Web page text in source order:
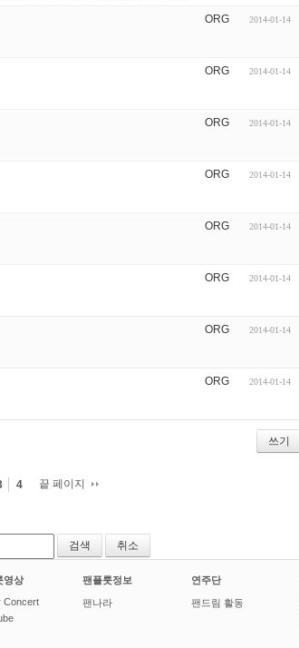
ORG 2014-01-14
ORG 2014-01-14
ORG 2014-01-14
ORG 2014-01-14
ORG 2014-01-14
ORG 2014-01-14
ORG 2014-01-14
ORG 2014-01-14
쓰기
4 끝 페이지
취소
영상
Concert
팬플룻정보
팬나라
연주단
팬드림 활동